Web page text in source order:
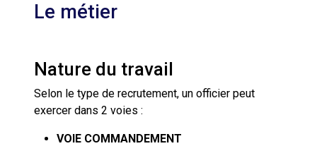
Le métier
Nature du travail
Selon le type de recrutement, un officier peut
exercer dans 2 voies :
VOIE COMMANDEMENT